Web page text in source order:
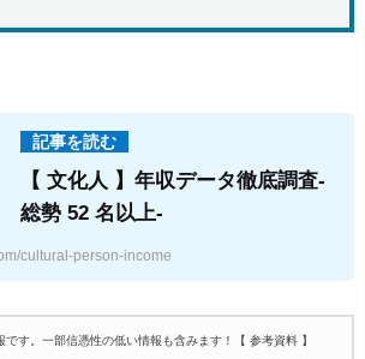
【 文化人 】年収データ徹底調査-
総勢 52 名以上-
cultural-person-income
です。一部信憑性の低い情報も含みます！ 【 参考資料 】